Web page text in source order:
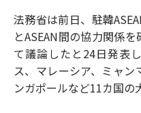
法務省は前日、駐韓
とASEAN間の協力関係
て議論したと24日発表
ス、マレーシア、ミャ
ンガポールなど11カ国の